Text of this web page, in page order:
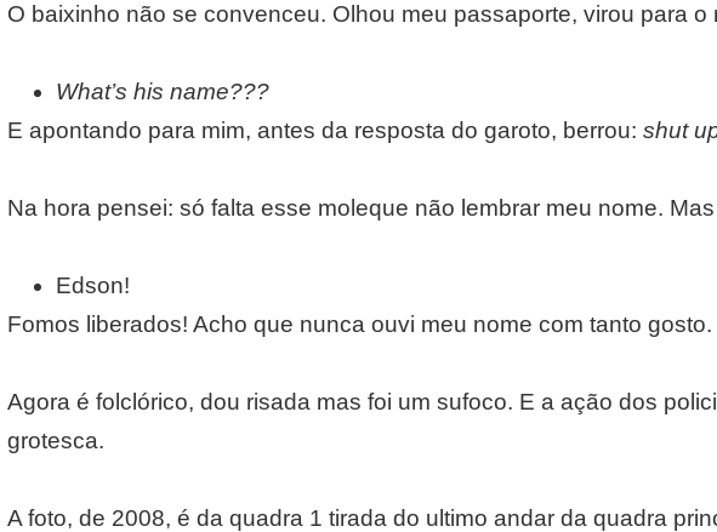
O baixinho não se convenceu. Olhou meu passaporte, virou para o
What’s his name???
E apontando para mim, antes da resposta do garoto, berrou: shut
Na hora pensei: só falta esse moleque não lembrar meu nome.
Edson!
Fomos liberados! Acho que nunca ouvi meu nome com tanto
Agora é folclórico, dou risada mas foi um sufoco. E a ação dos
grotesca.
A foto, de 2008, é da quadra 1 tirada do ultimo andar da quadra